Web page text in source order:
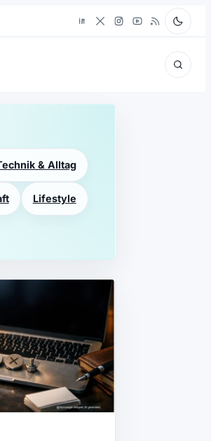
& Alltag
Lifestyle